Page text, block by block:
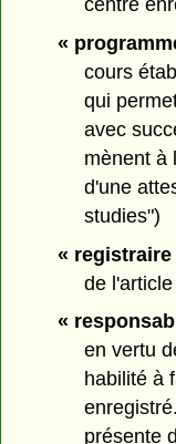
centre
«
cours
qui
avec
mènent à
d'une
studies")
« registraire
de
«
en vertu
habilité à
présente